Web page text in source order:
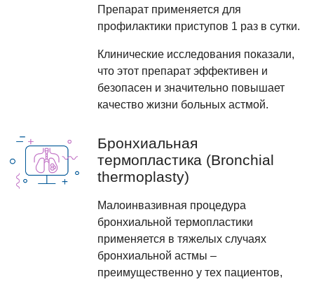
Препарат применяется для
профилактики приступов 1 раз в сутки.
Клинические исследования показали,
что этот препарат эффективен и
безопасен и значительно повышает
качество жизни больных астмой.
Бронхиальная
термопластика (Bronchial
thermoplasty)
Малоинвазивная процедура
бронхиальной термопластики
применяется в тяжелых случаях
бронхиальной астмы –
преимущественно у тех пациентов,